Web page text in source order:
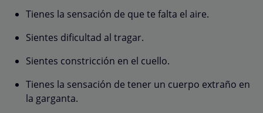
Tienes la sensación de que te falta el aire.
Sientes dificultad al tragar.
Sientes constricción en el cuello.
Tienes la sensación de tener un cuerpo extraño en
la garganta.